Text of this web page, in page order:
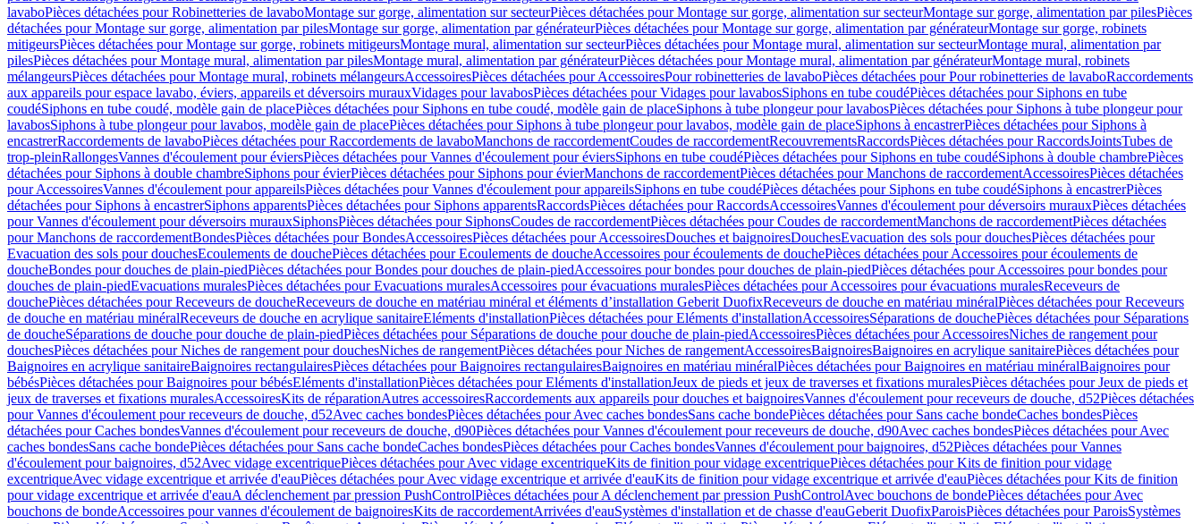
lavaboPièces détachées pour Robinetteries de lavaboMontage sur gorge, alimentation sur secteurPièces détachées pour Montage sur gorge, alimentation sur secteurMontage sur gorge, alimentation par pilesPièces
détachées pour Montage sur gorge, alimentation par pilesMontage sur gorge, alimentation par générateurPièces détachées pour Montage sur gorge, alimentation par générateurMontage sur gorge, robinets
mitigeursPièces détachées pour Montage sur gorge, robinets mitigeursMontage mural, alimentation sur secteurPièces détachées pour Montage mural, alimentation sur secteurMontage mural, alimentation par
pilesPièces détachées pour Montage mural, alimentation par pilesMontage mural, alimentation par générateurPièces détachées pour Montage mural, alimentation par générateurMontage mural, robinets
mélangeursPièces détachées pour Montage mural, robinets mélangeursAccessoiresPièces détachées pour AccessoiresPour robinetteries de lavaboPièces détachées pour Pour robinetteries de lavaboRaccordements
aux appareils pour espace lavabo, éviers, appareils et déversoirs murauxVidages pour lavabosPièces détachées pour Vidages pour lavabosSiphons en tube coudéPièces détachées pour Siphons en tube
coudéSiphons en tube coudé, modèle gain de placePièces détachées pour Siphons en tube coudé, modèle gain de placeSiphons à tube plongeur pour lavabosPièces détachées pour Siphons à tube plongeur pour
lavabosSiphons à tube plongeur pour lavabos, modèle gain de placePièces détachées pour Siphons à tube plongeur pour lavabos, modèle gain de placeSiphons à encastrerPièces détachées pour Siphons à
encastrerRaccordements de lavaboPièces détachées pour Raccordements de lavaboManchons de raccordementCoudes de raccordementRecouvrementsRaccordsPièces détachées pour RaccordsJointsTubes de
trop-pleinRallongesVannes d'écoulement pour éviersPièces détachées pour Vannes d'écoulement pour éviersSiphons en tube coudéPièces détachées pour Siphons en tube coudéSiphons à double chambrePièces
détachées pour Siphons à double chambreSiphons pour évierPièces détachées pour Siphons pour évierManchons de raccordementPièces détachées pour Manchons de raccordementAccessoiresPièces détachées
pour AccessoiresVannes d'écoulement pour appareilsPièces détachées pour Vannes d'écoulement pour appareilsSiphons en tube coudéPièces détachées pour Siphons en tube coudéSiphons à encastrerPièces
détachées pour Siphons à encastrerSiphons apparentsPièces détachées pour Siphons apparentsRaccordsPièces détachées pour RaccordsAccessoiresVannes d'écoulement pour déversoirs murauxPièces détachées
pour Vannes d'écoulement pour déversoirs murauxSiphonsPièces détachées pour SiphonsCoudes de raccordementPièces détachées pour Coudes de raccordementManchons de raccordementPièces détachées
pour Manchons de raccordementBondesPièces détachées pour BondesAccessoiresPièces détachées pour AccessoiresDouches et baignoiresDouchesEvacuation des sols pour douchesPièces détachées pour
Evacuation des sols pour douchesEcoulements de douchePièces détachées pour Ecoulements de doucheAccessoires pour écoulements de douchePièces détachées pour Accessoires pour écoulements de
doucheBondes pour douches de plain-piedPièces détachées pour Bondes pour douches de plain-piedAccessoires pour bondes pour douches de plain-piedPièces détachées pour Accessoires pour bondes pour
douches de plain-piedEvacuations muralesPièces détachées pour Evacuations muralesAccessoires pour évacuations muralesPièces détachées pour Accessoires pour évacuations muralesReceveurs de
douchePièces détachées pour Receveurs de doucheReceveurs de douche en matériau minéral et éléments d’installation Geberit DuofixReceveurs de douche en matériau minéralPièces détachées pour Receveurs
de douche en matériau minéralReceveurs de douche en acrylique sanitaireEléments d'installationPièces détachées pour Eléments d'installationAccessoiresSéparations de douchePièces détachées pour Séparations
de doucheSéparations de douche pour douche de plain-piedPièces détachées pour Séparations de douche pour douche de plain-piedAccessoiresPièces détachées pour AccessoiresNiches de rangement pour
douchesPièces détachées pour Niches de rangement pour douchesNiches de rangementPièces détachées pour Niches de rangementAccessoiresBaignoiresBaignoires en acrylique sanitairePièces détachées pour
Baignoires en acrylique sanitaireBaignoires rectangulairesPièces détachées pour Baignoires rectangulairesBaignoires en matériau minéralPièces détachées pour Baignoires en matériau minéralBaignoires pour
bébésPièces détachées pour Baignoires pour bébésEléments d'installationPièces détachées pour Eléments d'installationJeux de pieds et jeux de traverses et fixations muralesPièces détachées pour Jeux de pieds et
jeux de traverses et fixations muralesAccessoiresKits de réparationAutres accessoiresRaccordements aux appareils pour douches et baignoiresVannes d'écoulement pour receveurs de douche, d52Pièces détachées
pour Vannes d'écoulement pour receveurs de douche, d52Avec caches bondesPièces détachées pour Avec caches bondesSans cache bondePièces détachées pour Sans cache bondeCaches bondesPièces
détachées pour Caches bondesVannes d'écoulement pour receveurs de douche, d90Pièces détachées pour Vannes d'écoulement pour receveurs de douche, d90Avec caches bondesPièces détachées pour Avec
caches bondesSans cache bondePièces détachées pour Sans cache bondeCaches bondesPièces détachées pour Caches bondesVannes d'écoulement pour baignoires, d52Pièces détachées pour Vannes
d'écoulement pour baignoires, d52Avec vidage excentriquePièces détachées pour Avec vidage excentriqueKits de finition pour vidage excentriquePièces détachées pour Kits de finition pour vidage
excentriqueAvec vidage excentrique et arrivée d'eauPièces détachées pour Avec vidage excentrique et arrivée d'eauKits de finition pour vidage excentrique et arrivée d'eauPièces détachées pour Kits de finition
pour vidage excentrique et arrivée d'eauA déclenchement par pression PushControlPièces détachées pour A déclenchement par pression PushControlAvec bouchons de bondePièces détachées pour Avec
bouchons de bondeAccessoires pour vannes d'écoulement de baignoiresKits de raccordementArrivées d'eauSystèmes d'installation et de chasse d'eauGeberit DuofixParoisPièces détachées pour ParoisSystèmes